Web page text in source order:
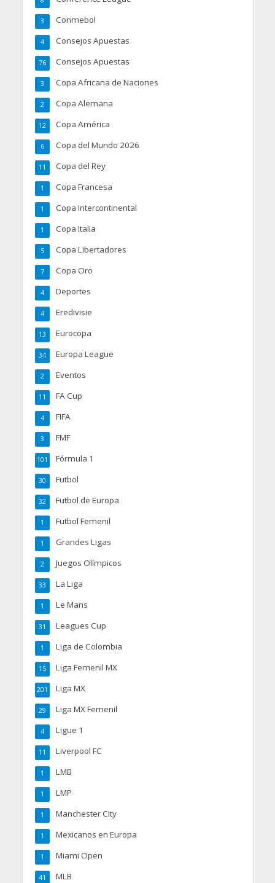
Conmebol
3
Consejos Apuestas
4
Consejos Apuestas
76
Copa Africana de Naciones
3
Copa Alemana
2
Copa América
12
Copa del Mundo 2026
6
Copa del Rey
11
Copa Francesa
1
Copa Intercontinental
1
Copa Italia
1
Copa Libertadores
5
Copa Oro
7
Deportes
4
Eredivisie
4
Eurocopa
13
Europa League
34
Eventos
2
FA Cup
11
FIFA
4
FMF
3
Fórmula 1
101
Futbol
30
Futbol de Europa
32
Futbol Femenil
1
Grandes Ligas
1
Juegos Olímpicos
2
La Liga
33
Le Mans
1
Leagues Cup
31
Liga de Colombia
1
Liga Femenil MX
15
Liga MX
201
Liga MX Femenil
29
Ligue 1
4
Liverpool FC
11
LMB
1
LMP
1
Manchester City
1
Mexicanos en Europa
1
Miami Open
1
MLB
41